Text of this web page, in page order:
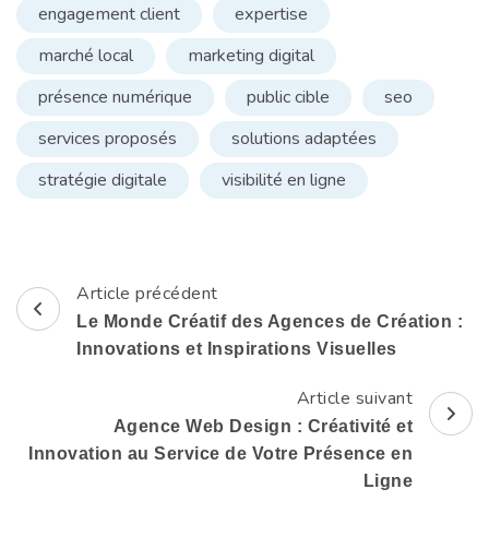
engagement client
expertise
marché local
marketing digital
présence numérique
public cible
seo
services proposés
solutions adaptées
stratégie digitale
visibilité en ligne
Navigation
d'article
Article précédent
Le Monde Créatif des Agences de Création :
Innovations et Inspirations Visuelles
Article suivant
Agence Web Design : Créativité et
Innovation au Service de Votre Présence en
Ligne